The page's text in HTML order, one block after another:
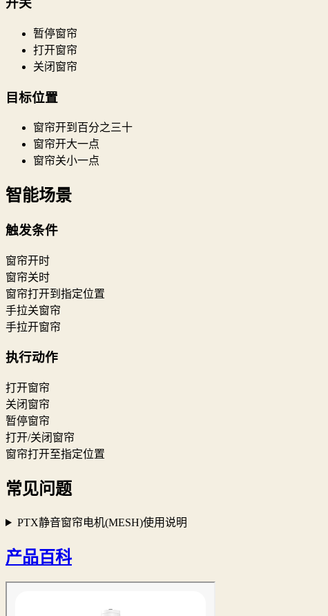
开关
暂停窗帘
打开窗帘
关闭窗帘
目标位置
窗帘开到百分之三十
窗帘开大一点
窗帘关小一点
智能场景
触发条件
窗帘开时
窗帘关时
窗帘打开到指定位置
手拉关窗帘
手拉开窗帘
执行动作
打开窗帘
关闭窗帘
暂停窗帘
打开/关闭窗帘
窗帘打开至指定位置
常见问题
PTX静音窗帘电机(MESH)使用说明
产品百科